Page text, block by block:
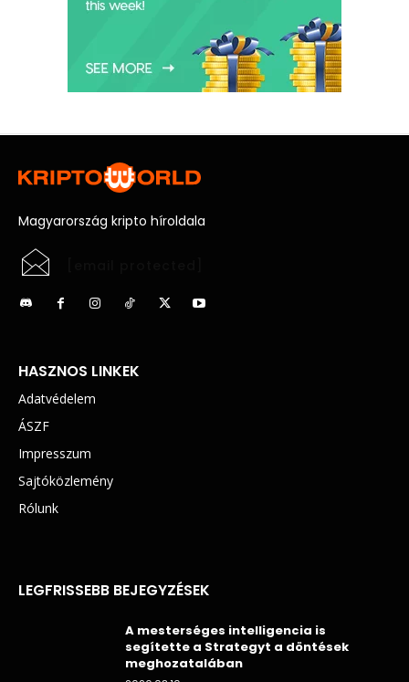
Magyarország kripto híroldala
HASZNOS LINKEK
Adatvédelem
ÁSZF
Impresszum
Sajtóközlemény
Rólunk
LEGFRISSEBB BEJEGYZÉSEK
A mesterséges intelligencia is
segítette a Strategyt a döntések
meghozatalában